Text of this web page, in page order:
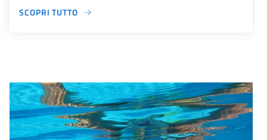
SCOPRI TUTTO